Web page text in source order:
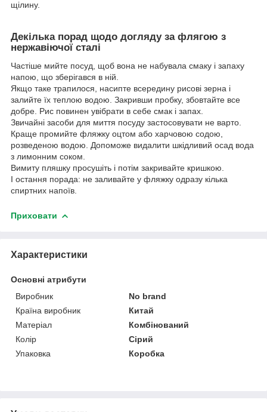
щілину.
Декілька порад щодо догляду за флягою з
нержавіючої сталі
Частіше мийте посуд, щоб вона не набувала смаку і запаху
напою, що зберігався в ній.
Якщо таке трапилося, насипте всередину рисові зерна і
залийте їх теплою водою. Закривши пробку, збовтайте все
добре. Рис повинен увібрати в себе смак і запах.
Звичайні засоби для миття посуду застосовувати не варто.
Краще промийте фляжку оцтом або харчовою содою,
розведеною водою. Допоможе видалити шкідливий осад вода
з лимонним соком.
Вимиту пляшку просушіть і потім закривайте кришкою.
І остання порада: не заливайте у фляжку одразу кілька
спиртних напоїв.
Приховати
Характеристики
Основні атрибути
Виробник
No brand
Країна виробник
Китай
Матеріал
Комбінований
Колір
Сірий
Упаковка
Коробка